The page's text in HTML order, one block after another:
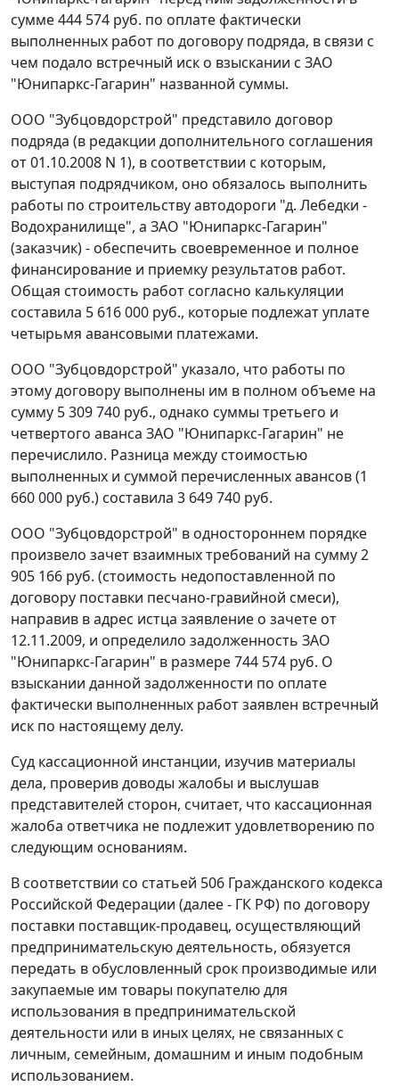
сумме 444 574 руб. по оплате фактически
выполненных работ по договору подряда, в связи с
чем подало встречный иск о взыскании с ЗАО
"Юнипаркс-Гагарин" названной суммы.
ООО "Зубцовдорстрой" представило договор
подряда (в редакции дополнительного соглашения
от 01.10.2008 N 1), в соответствии с которым,
выступая подрядчиком, оно обязалось выполнить
работы по строительству автодороги "д. Лебедки -
Водохранилище", а ЗАО "Юнипаркс-Гагарин"
(заказчик) - обеспечить своевременное и полное
финансирование и приемку результатов работ.
Общая стоимость работ согласно калькуляции
составила 5 616 000 руб., которые подлежат уплате
четырьмя авансовыми платежами.
ООО "Зубцовдорстрой" указало, что работы по
этому договору выполнены им в полном объеме на
сумму 5 309 740 руб., однако суммы третьего и
четвертого аванса ЗАО "Юнипаркс-Гагарин" не
перечислило. Разница между стоимостью
выполненных и суммой перечисленных авансов (1
660 000 руб.) составила 3 649 740 руб.
ООО "Зубцовдорстрой" в одностороннем порядке
произвело зачет взаимных требований на сумму 2
905 166 руб. (стоимость недопоставленной по
договору поставки песчано-гравийной смеси),
направив в адрес истца заявление о зачете от
12.11.2009, и определило задолженность ЗАО
"Юнипаркс-Гагарин" в размере 744 574 руб. О
взыскании данной задолженности по оплате
фактически выполненных работ заявлен встречный
иск по настоящему делу.
Суд кассационной инстанции, изучив материалы
дела, проверив доводы жалобы и выслушав
представителей сторон, считает, что кассационная
жалоба ответчика не подлежит удовлетворению по
следующим основаниям.
В соответствии со статьей 506 Гражданского кодекса
Российской Федерации (далее - ГК РФ) по договору
поставки поставщик-продавец, осуществляющий
предпринимательскую деятельность, обязуется
передать в обусловленный срок производимые или
закупаемые им товары покупателю для
использования в предпринимательской
деятельности или в иных целях, не связанных с
личным, семейным, домашним и иным подобным
использованием.